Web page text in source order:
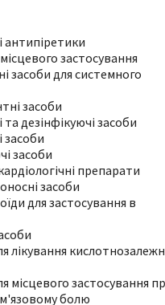
антипіретики
застосування
засоби для системного
засоби
дезінфікуючі засоби
засоби
засоби
препарати
засоби
для застосування в
лікування
місцевого застосування
болю